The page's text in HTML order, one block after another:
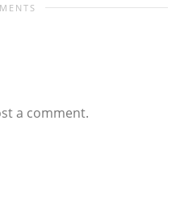
a comment.